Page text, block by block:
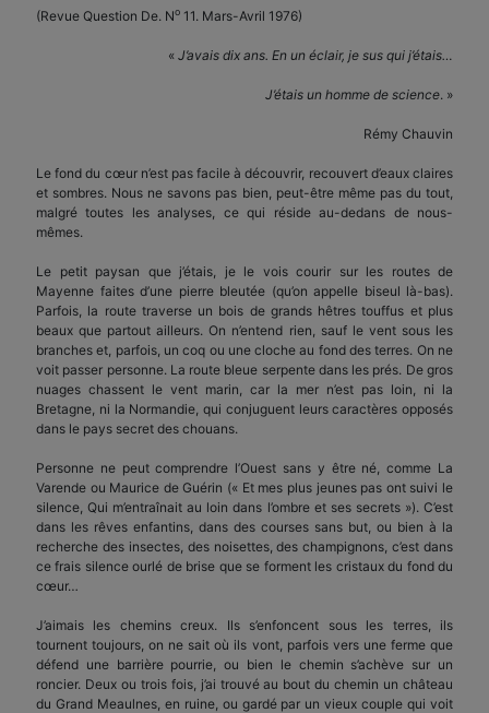
(Revue Question De. No 11. Mars-Avril 1976)
« J’avais dix ans. En un éclair, je sus qui j’étais…
J’étais un homme de science. »
Rémy Chauvin
Le fond du cœur n’est pas facile à découvrir, recouvert d’eaux claires
et sombres. Nous ne savons pas bien, peut-être même pas du tout,
malgré toutes les analyses, ce qui réside au-dedans de nous-
mêmes.
Le petit paysan que j’étais, je le vois courir sur les routes de
Mayenne faites d’une pierre bleutée (qu’on appelle biseul là-bas).
Parfois, la route traverse un bois de grands hêtres touffus et plus
beaux que partout ailleurs. On n’entend rien, sauf le vent sous les
branches et, parfois, un coq ou une cloche au fond des terres. On ne
voit passer personne. La route bleue serpente dans les prés. De gros
nuages chassent le vent marin, car la mer n’est pas loin, ni la
Bretagne, ni la Normandie, qui conjuguent leurs caractères opposés
dans le pays secret des chouans.
Personne ne peut comprendre l’Ouest sans y être né, comme La
Varende ou Maurice de Guérin (« Et mes plus jeunes pas ont suivi le
silence, Qui m’entraînait au loin dans l’ombre et ses secrets »). C’est
dans les rêves enfantins, dans des courses sans but, ou bien à la
recherche des insectes, des noisettes, des champignons, c’est dans
ce frais silence ourlé de brise que se forment les cristaux du fond du
cœur…
J’aimais les chemins creux. Ils s’enfoncent sous les terres, ils
tournent toujours, on ne sait où ils vont, parfois vers une ferme que
défend une barrière pourrie, ou bien le chemin s’achève sur un
roncier. Deux ou trois fois, j’ai trouvé au bout du chemin un château
du Grand Meaulnes, en ruine, ou gardé par un vieux couple qui voit